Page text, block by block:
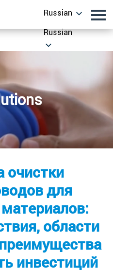
Russian
Russian
очистки
для
области
инвестиций